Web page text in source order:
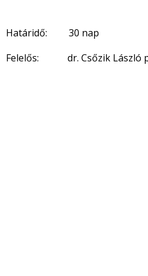
Határidő: 30 nap
Felelős: dr. Csőzik László